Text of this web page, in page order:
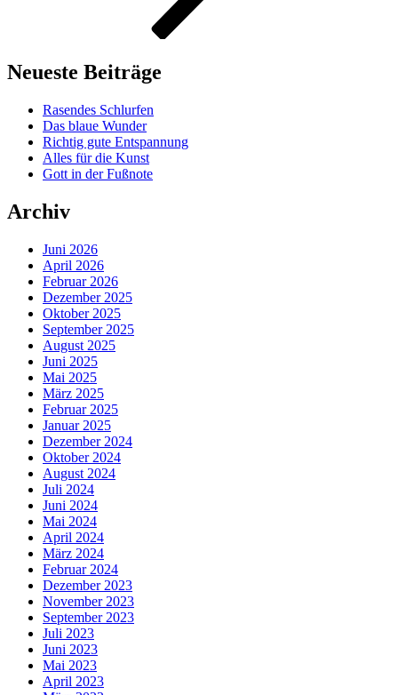
Neueste Beiträge
Rasendes Schlurfen
Das blaue Wunder
Richtig gute Entspannung
Alles für die Kunst
Gott in der Fußnote
Archiv
Juni 2026
April 2026
Februar 2026
Dezember 2025
Oktober 2025
September 2025
August 2025
Juni 2025
Mai 2025
März 2025
Februar 2025
Januar 2025
Dezember 2024
Oktober 2024
August 2024
Juli 2024
Juni 2024
Mai 2024
April 2024
März 2024
Februar 2024
Dezember 2023
November 2023
September 2023
Juli 2023
Juni 2023
Mai 2023
April 2023